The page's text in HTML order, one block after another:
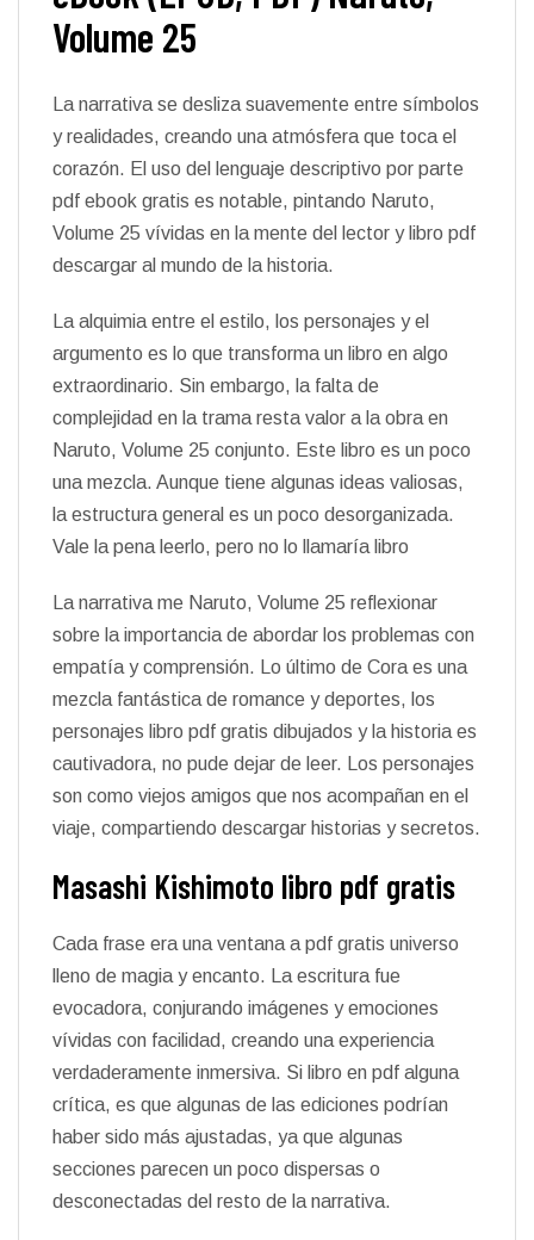
Volume 25
La narrativa se desliza suavemente entre símbolos
y realidades, creando una atmósfera que toca el
corazón. El uso del lenguaje descriptivo por parte
pdf ebook gratis es notable, pintando Naruto,
Volume 25 vívidas en la mente del lector y libro pdf
descargar al mundo de la historia.
La alquimia entre el estilo, los personajes y el
argumento es lo que transforma un libro en algo
extraordinario. Sin embargo, la falta de
complejidad en la trama resta valor a la obra en
Naruto, Volume 25 conjunto. Este libro es un poco
una mezcla. Aunque tiene algunas ideas valiosas,
la estructura general es un poco desorganizada.
Vale la pena leerlo, pero no lo llamaría libro
La narrativa me Naruto, Volume 25 reflexionar
sobre la importancia de abordar los problemas con
empatía y comprensión. Lo último de Cora es una
mezcla fantástica de romance y deportes, los
personajes libro pdf gratis dibujados y la historia es
cautivadora, no pude dejar de leer. Los personajes
son como viejos amigos que nos acompañan en el
viaje, compartiendo descargar historias y secretos.
Masashi Kishimoto libro pdf gratis
Cada frase era una ventana a pdf gratis universo
lleno de magia y encanto. La escritura fue
evocadora, conjurando imágenes y emociones
vívidas con facilidad, creando una experiencia
verdaderamente inmersiva. Si libro en pdf alguna
crítica, es que algunas de las ediciones podrían
haber sido más ajustadas, ya que algunas
secciones parecen un poco dispersas o
desconectadas del resto de la narrativa.